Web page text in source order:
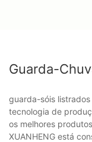
Guarda-
guarda-sóis
tecnologia de
os melhores
XUANHENG está